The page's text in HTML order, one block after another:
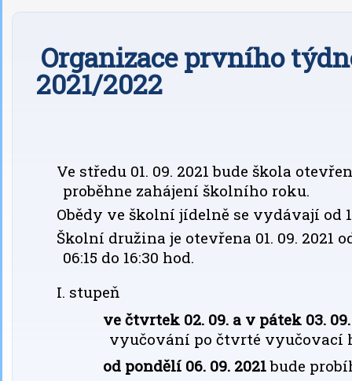
Organizace prvního
2021/2022
Ve středu 01. 09. 2021 bude škola
proběhne zahájení školního roku.
Obědy ve školní jídelně se vydávají od
Školní družina je otevřena 01. 09. 2021
06:15 do 16:30 hod.
I. stupeň
ve čtvrtek 02. 09. a v pátek 03. 09.
vyučování po čtvrté vyučovací
od pondělí 06. 09. 2021bude